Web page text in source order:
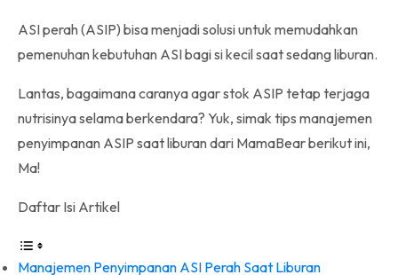
ASI perah (ASIP) bisa menjadi solusi untuk memudahkan
pemenuhan kebutuhan ASI bagi si kecil saat sedang liburan.
Lantas, bagaimana caranya agar stok ASIP tetap terjaga
nutrisinya selama berkendara? Yuk, simak tips manajemen
penyimpanan ASIP saat liburan dari MamaBear berikut ini,
Ma!
Daftar Isi Artikel
Manajemen Penyimpanan ASI Perah Saat Liburan